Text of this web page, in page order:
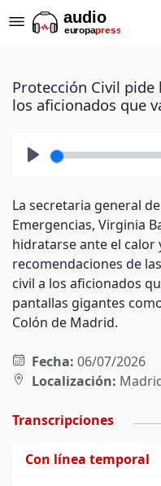
Protección Civil
los aficionados que
La secretaria general
Emergencias, Virginia
hidratarse ante el calor
recomendaciones de
civil a los aficionados
pantallas gigantes
Colón de Madrid.
Fecha: 06/07/2026
Localización:
Transcripciones
Con línea temporal